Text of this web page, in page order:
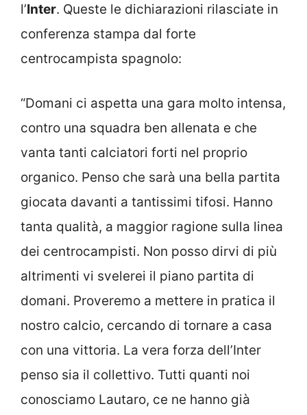
l’Inter. Queste le dichiarazioni rilasciate in
conferenza stampa dal forte
centrocampista spagnolo:
“Domani ci aspetta una gara molto intensa,
contro una squadra ben allenata e che
vanta tanti calciatori forti nel proprio
organico. Penso che sarà una bella partita
giocata davanti a tantissimi tifosi. Hanno
tanta qualità, a maggior ragione sulla linea
dei centrocampisti. Non posso dirvi di più
altrimenti vi svelerei il piano partita di
domani. Proveremo a mettere in pratica il
nostro calcio, cercando di tornare a casa
con una vittoria. La vera forza dell’Inter
penso sia il collettivo. Tutti quanti noi
conosciamo Lautaro, ce ne hanno già